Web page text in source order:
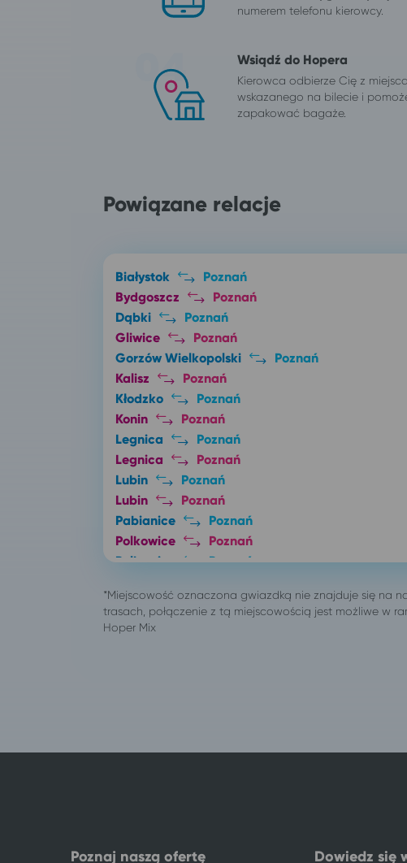
numerem telefonu kierowcy.
Wsiądź do Hopera
Kierowca odbierze Cię z miejsca
wskazanego na bilecie i
zapakować bagaże.
Powiązane relacje
Białystok
Poznań
Bydgoszcz
Poznań
Dąbki
Poznań
Gliwice
Poznań
Gorzów Wielkopolski
Poznań
Kalisz
Poznań
Kłodzko
Poznań
Konin
Poznań
Legnica
Poznań
Legnica
Poznań
Lubin
Poznań
Lubin
Poznań
Pabianice
Poznań
Polkowice
Poznań
Polkowice
Poznań
Poznań
Łódź
Poznań
Chłopy
Poznaj naszą ofertę Dowiedz się